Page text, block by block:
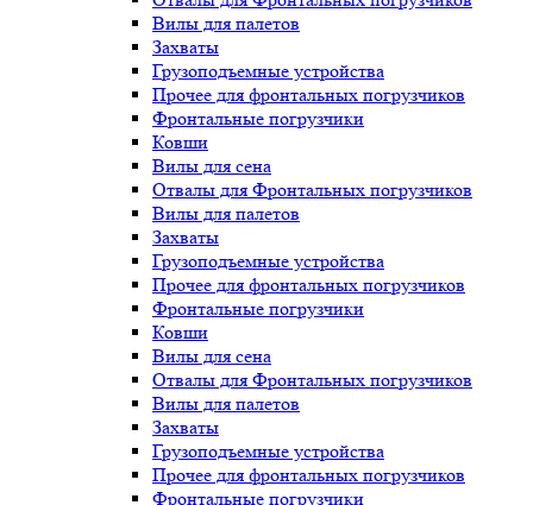
Вилы для палетов
Захваты
Грузоподъемные устройства
Прочее для фронтальных погрузчиков
Фронтальные погрузчики
Ковши
Вилы для сена
Отвалы для Фронтальных погрузчиков
Вилы для палетов
Захваты
Грузоподъемные устройства
Прочее для фронтальных погрузчиков
Фронтальные погрузчики
Ковши
Вилы для сена
Отвалы для Фронтальных погрузчиков
Вилы для палетов
Захваты
Грузоподъемные устройства
Прочее для фронтальных погрузчиков
Фронтальные погрузчики